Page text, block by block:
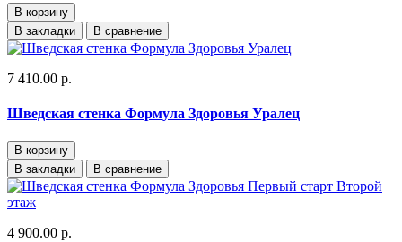
В корзину
В закладки
В сравнение
7 410.00 р.
Шведская стенка Формула Здоровья Уралец
В корзину
В закладки
В сравнение
4 900.00 р.